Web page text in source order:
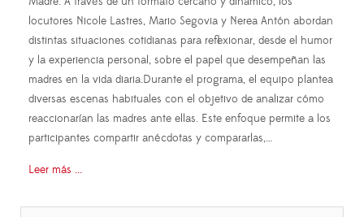
locutores Nicole Lastres, Mario Segovia y Nerea Antón abordan
distintas situaciones cotidianas para reflexionar, desde el humor
y la experiencia personal, sobre el papel que desempeñan las
madres en la vida diaria.Durante el programa, el equipo plantea
diversas escenas habituales con el objetivo de analizar cómo
reaccionarían las madres ante ellas. Este enfoque permite a los
participantes compartir anécdotas y compararlas,…
Leer más ...